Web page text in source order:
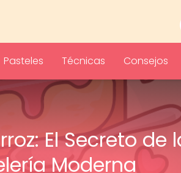
Pasteles Técnicas Consejos
El Secreto de
Moderna